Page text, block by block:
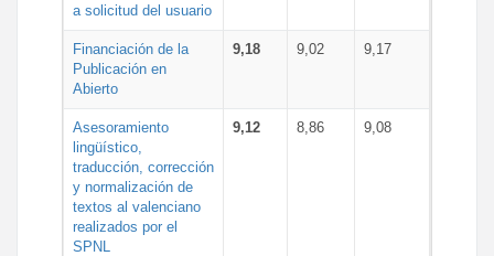
a solicitud del usuario
Financiación de la
Publicación en
Abierto
9,18 9,02 9,17
Asesoramiento
lingüístico,
traducción, corrección
y normalización de
textos al valenciano
realizados por el
SPNL
9,12 8,86 9,08